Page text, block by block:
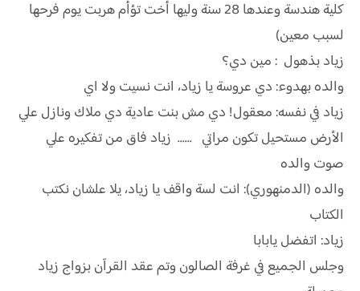
كلية هندسة وعندها 28 سنة وليها أخت تؤأم هربت يوم فرحها
لسبب معين)
زياد بذهول : مين دي؟
والده بهدوء: دي عروسة يا زياد، انت نسيت ولا اي
زياد في نفسه: معقول! دي مش بنت عادية دي ملاك ونازل علي
الأرض مستحيل تكون مراتي ...... زياد فاق من تفكيره علي
صوت والده
والده (الدمنهوري): انت لسة واقف يا زياد، يلا علشان نكتب
الكتاب
زياد: اتفضل يابابا
وجلس الجميع في غرفة الصالون وتم عقد القرآن بزواج زياد